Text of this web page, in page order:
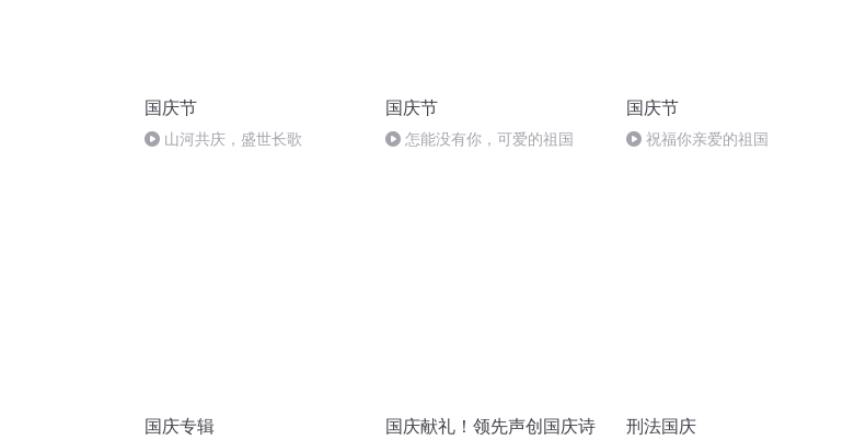
国庆节
山河共庆，盛世长歌
国庆节
怎能没有你，可爱的祖国
国庆节
祝福你亲爱的祖国
国庆专辑
国庆献礼！领先声创国庆诗
刑法国庆